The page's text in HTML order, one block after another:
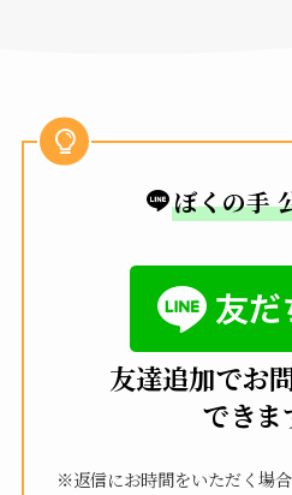
ぼくの手
友達追加でお
できま
※返信にお時間をいただく場